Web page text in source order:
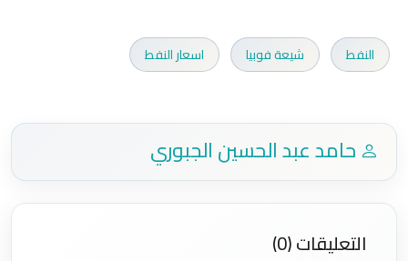
النفط شيعة فوبيا اسعار النفط
حامد عبد الحسين الجبوري
التعليقات (0)